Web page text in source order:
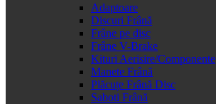
Adaptoare
Discuri Frână
Frâne pe disc
Frâne V-Brake
Kituri Aerisire/Componente
Manete Frână
Plăcuțe Frână Disc
Saboti Frână